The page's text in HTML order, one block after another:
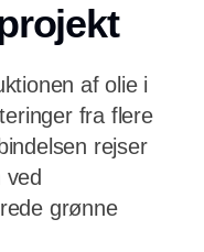
af olie i
fra flere
rejser
grønne